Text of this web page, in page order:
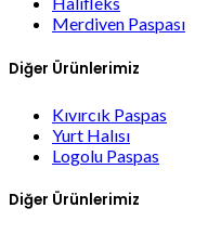
Merdiven Paspası
Diğer Ürünlerimiz
Kıvırcık Paspas
Yurt Halısı
Logolu Paspas
Diğer Ürünlerimiz